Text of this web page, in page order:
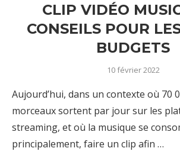
CLIP VIDÉO
CONSEILS POUR
BUDGETS
10 février 2022
Aujourd’hui, dans un contexte où 70
morceaux sortent par jour sur les
streaming, et où la musique se
principalement, faire un clip afin …